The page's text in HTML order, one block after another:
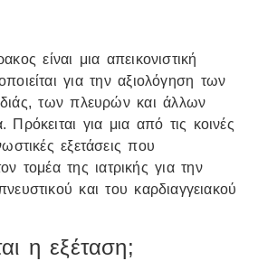
είναι μια απεικονιστική
για την αξιολόγηση των
των πλευρών και άλλων
για μια από τις κοινές
εξετάσεις που
τομέα της ιατρικής για την
και του καρδιαγγειακού
η εξέταση;